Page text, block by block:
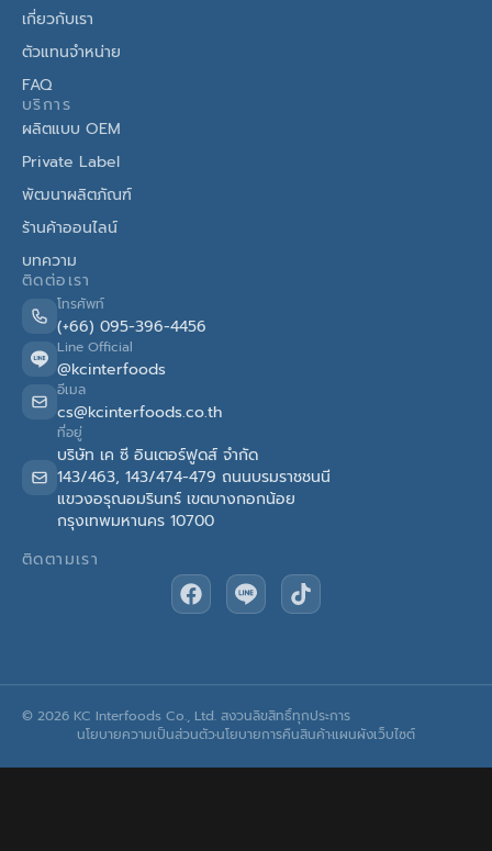
เกี่ยวกับเรา
ตัวแทนจำหน่าย
FAQ
บริการ
ผลิตแบบ OEM
Private Label
พัฒนาผลิตภัณฑ์
ร้านค้าออนไลน์
บทความ
ติดต่อเรา
โทรศัพท์
(+66) 095-396-4456
Line Official
@kcinterfoods
อีเมล
cs@kcinterfoods.co.th
ที่อยู่
บริษัท เค ซี อินเตอร์ฟูดส์ จำกัด
143/463, 143/474-479 ถนนบรมราชชนนี
แขวงอรุณอมรินทร์ เขตบางกอกน้อย
กรุงเทพมหานคร 10700
ติดตามเรา
© 2026 KC Interfoods Co., Ltd. สงวนลิขสิทธิ์ทุกประการ
นโยบายความเป็นส่วนตัวนโยบายการคืนสินค้าแผนผังเว็บไซต์